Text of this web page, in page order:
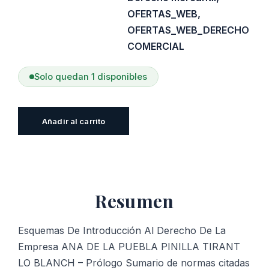
OFERTAS_WEB,
OFERTAS_WEB_DERECHO
COMERCIAL
Solo quedan 1 disponibles
Empresa
cantidad
Añadir al carrito
Resumen
Esquemas De Introducción Al Derecho De La
Empresa ANA DE LA PUEBLA PINILLA TIRANT
LO BLANCH – Prólogo Sumario de normas citadas